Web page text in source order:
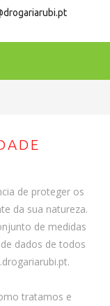
de proteger os
da sua natureza.
de medidas
dados de todos
tratamos e